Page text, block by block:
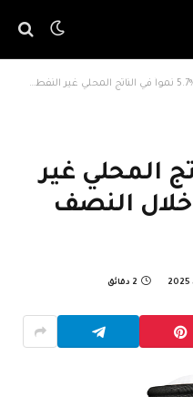
للإمارات خلال النصف الأول
المحلي غير
خلال النصف
2 دقائق